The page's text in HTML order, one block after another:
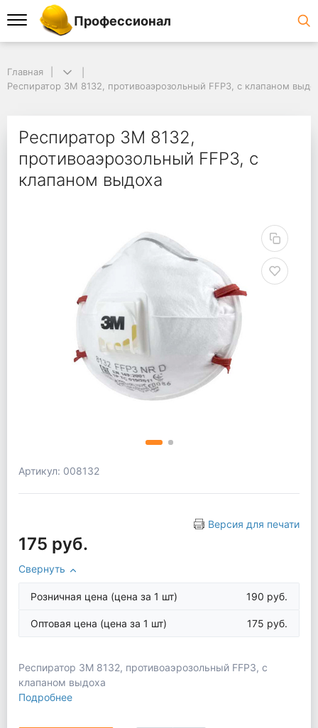
Профессионал
Главная
Респиратор 3М 8132, противоаэрозольный FFP3, с клапаном
Респиратор 3М 8132,
противоаэрозольный FFP3, с
клапаном выдоха
Артикул: 008132
Версия для печати
175 руб.
Свернуть
Розничная цена (цена за 1 шт) 190 руб.
Оптовая цена (цена за 1 шт) 175 руб.
Респиратор 3М 8132, противоаэрозольный FFP3, с
клапаном выдоха
Подробнее